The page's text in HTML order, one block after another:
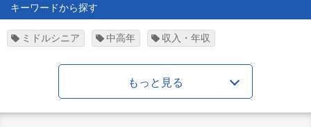
キーワードから探す
ミドルシニア 中高年 収入・年収
もっと見る